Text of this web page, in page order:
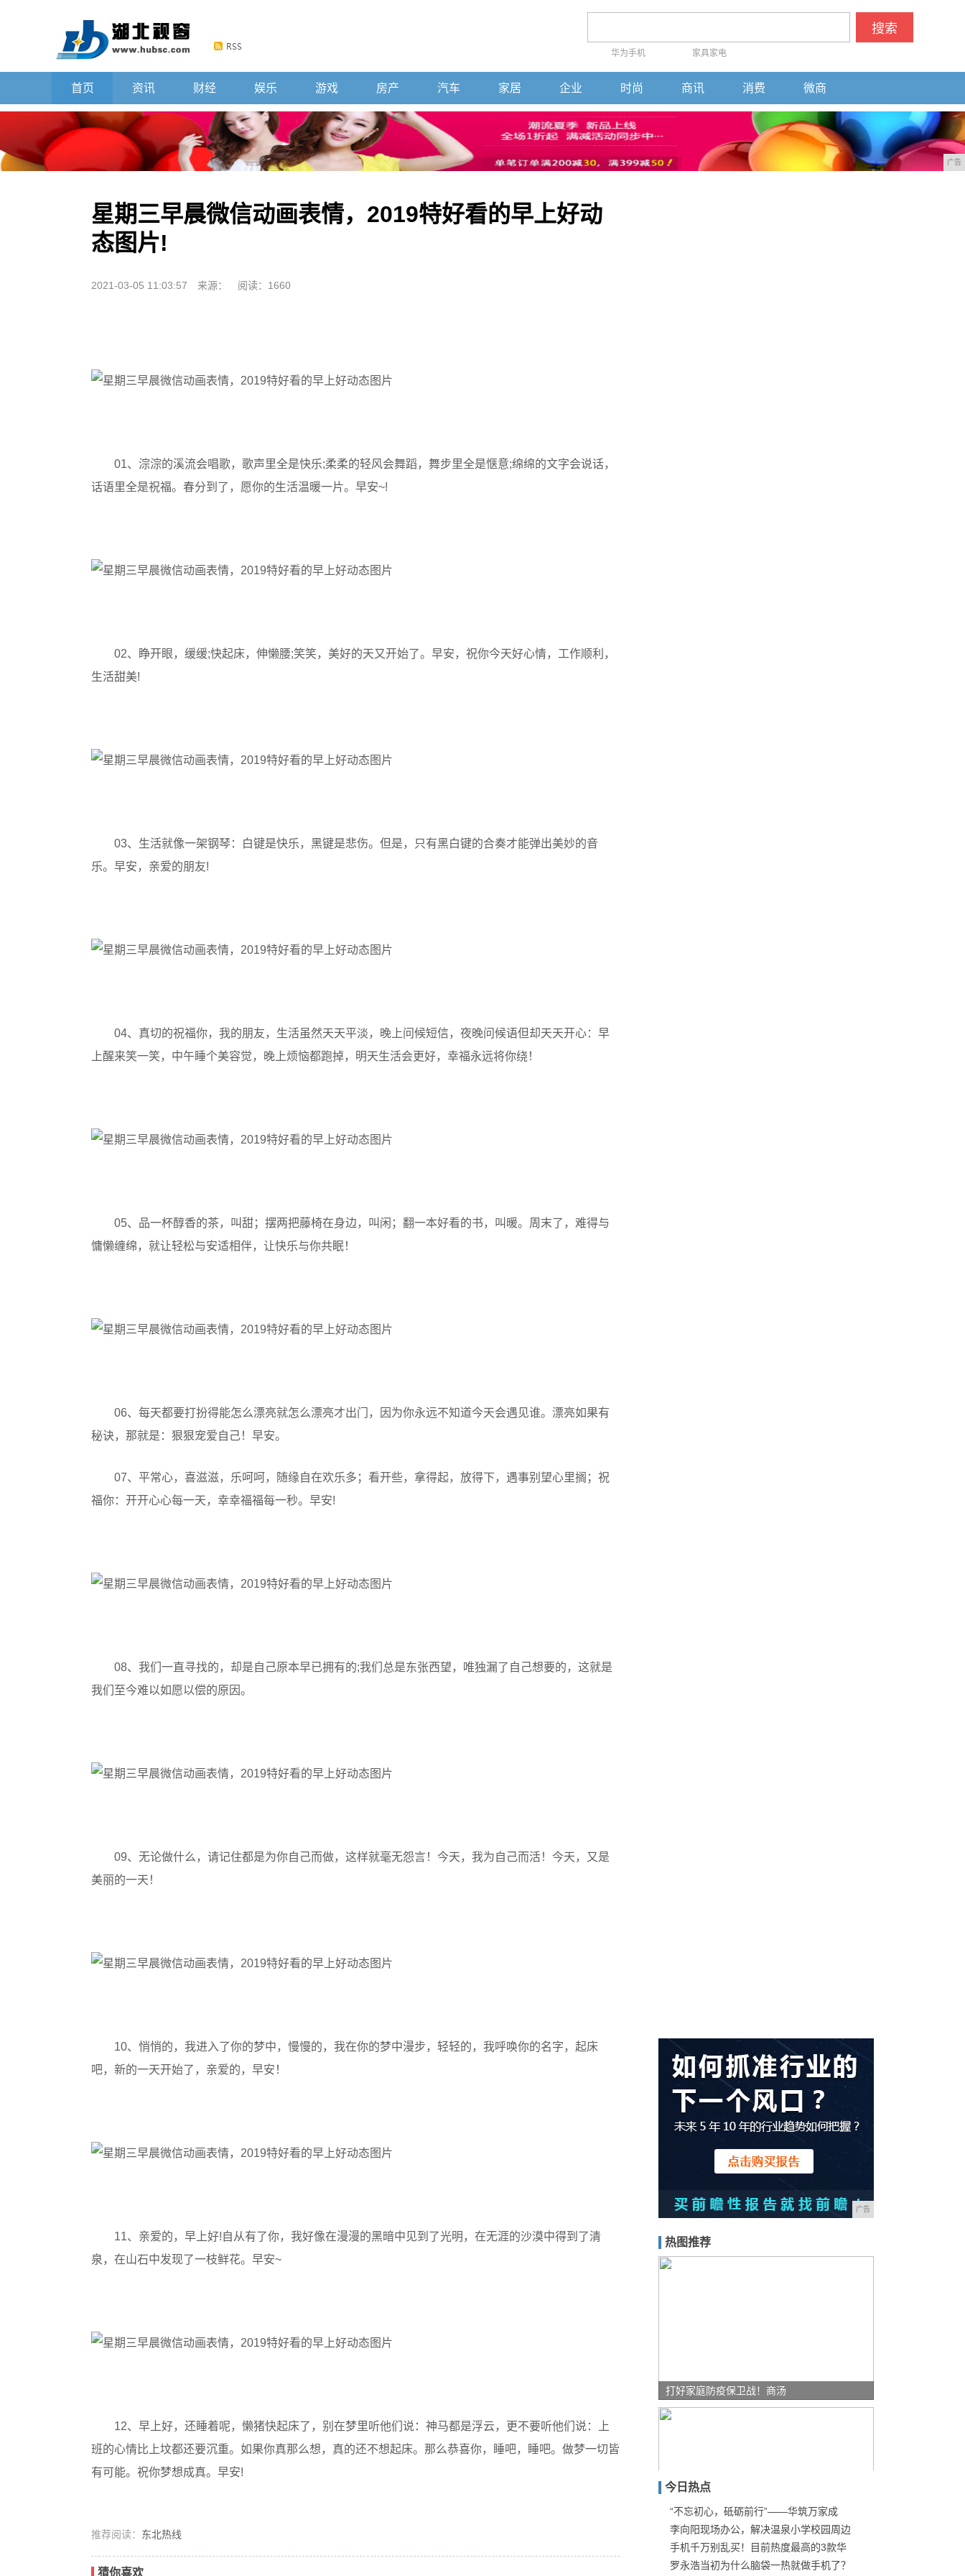
搜索
华为手机 家具家电
首页 资讯 财经 娱乐 游戏 房产 汽车 家居 企业 时尚 商讯 消费 微商
广告
星期三早晨微信动画表情，2019特好看的早上好动
态图片!
2021-03-05 11:03:57 来源： 阅读：1660
01、淙淙的溪流会唱歌，歌声里全是快乐;柔柔的轻风会舞蹈，舞步里全是惬意;绵绵的文字会说话，
话语里全是祝福。春分到了，愿你的生活温暖一片。早安~!
02、睁开眼，缓缓;快起床，伸懒腰;笑笑，美好的天又开始了。早安，祝你今天好心情，工作顺利，
生活甜美!
03、生活就像一架钢琴：白键是快乐，黑键是悲伤。但是，只有黑白键的合奏才能弹出美妙的音
乐。早安，亲爱的朋友!
04、真切的祝福你，我的朋友，生活虽然天天平淡，晚上问候短信，夜晚问候语但却天天开心：早
上醒来笑一笑，中午睡个美容觉，晚上烦恼都跑掉，明天生活会更好，幸福永远将你绕！
05、品一杯醇香的茶，叫甜；摆两把藤椅在身边，叫闲；翻一本好看的书，叫暖。周末了，难得与
慵懒缠绵，就让轻松与安适相伴，让快乐与你共眠！
06、每天都要打扮得能怎么漂亮就怎么漂亮才出门，因为你永远不知道今天会遇见谁。漂亮如果有
秘诀，那就是：狠狠宠爱自己！早安。
07、平常心，喜滋滋，乐呵呵，随缘自在欢乐多；看开些，拿得起，放得下，遇事别望心里搁；祝
福你：开开心心每一天，幸幸福福每一秒。早安!
08、我们一直寻找的，却是自己原本早已拥有的;我们总是东张西望，唯独漏了自己想要的，这就是
我们至今难以如愿以偿的原因。
09、无论做什么，请记住都是为你自己而做，这样就毫无怨言！今天，我为自己而活！今天，又是
美丽的一天！
10、悄悄的，我进入了你的梦中，慢慢的，我在你的梦中漫步，轻轻的，我呼唤你的名字，起床
吧，新的一天开始了，亲爱的，早安！
11、亲爱的，早上好!自从有了你，我好像在漫漫的黑暗中见到了光明，在无涯的沙漠中得到了清
泉，在山石中发现了一枝鲜花。早安~
12、早上好，还睡着呢，懒猪快起床了，别在梦里听他们说：神马都是浮云，更不要听他们说：上
班的心情比上坟都还要沉重。如果你真那么想，真的还不想起床。那么恭喜你，睡吧，睡吧。做梦一切皆
有可能。祝你梦想成真。早安!
推荐阅读： 东北热线
猜你喜欢
广告
热图推荐
打好家庭防疫保卫战！商汤
翻身之作？DS旗舰轿车“
今日热点
“不忘初心，砥砺前行”——华筑万家成
李向阳现场办公，解决温泉小学校园周边
手机千万别乱买！目前热度最高的3款华
罗永浩当初为什么脑袋一热就做手机了？